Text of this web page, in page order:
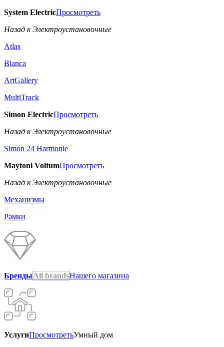
System ElectricПросмотреть
Назад к Электроустановочные
Atlas
Blanca
ArtGallery
MultiTrack
Simon ElectricПросмотреть
Назад к Электроустановочные
Simon 24 Harmonie
Maytoni VoltumПросмотреть
Назад к Электроустановочные
Механизмы
Рамки
БрендыAll brandsНашего магазина
УслугиПросмотретьУмный дом